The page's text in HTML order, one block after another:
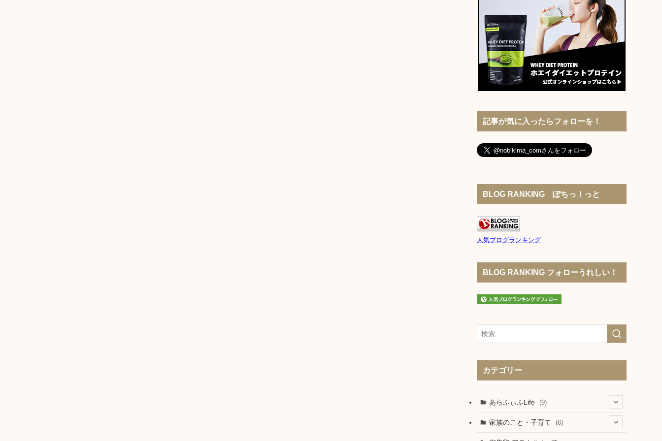
記事が気に入ったらフォローを！
BLOG RANKING ぽちっ！っと
人気ブログランキング
BLOG RANKING フォローうれしい！
カテゴリー
あらふぃふLife (9)
(7)
家族のこと・子育て (6)